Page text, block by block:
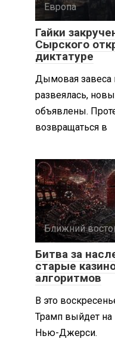
Европа
Гайки
Сырского
диктатуре
Дымовая завеса
развеялась,
объявлены.
возвращаться в
Ближний
Битва за
старые
алгоритмов
В это
Трамп выйдет на
Нью-Джерси.